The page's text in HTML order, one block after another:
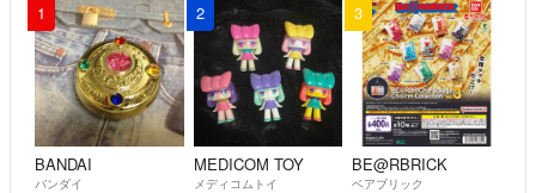
1
BANDAI
バンダイ
2
MEDICOM TOY
メディコムトイ
3
BE@RBRICK
ベアブリック